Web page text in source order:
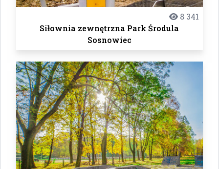
8 341
Siłownia zewnętrzna Park Środula
Sosnowiec